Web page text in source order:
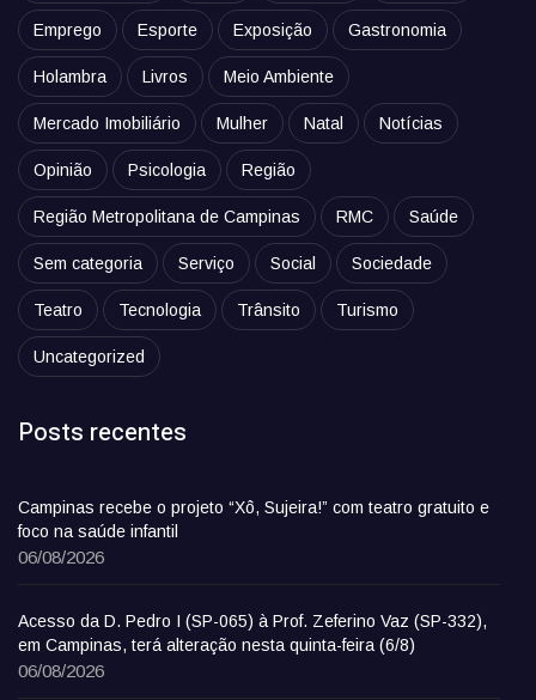
Emprego Esporte Exposição Gastronomia
Holambra Livros Meio Ambiente
Mercado Imobiliário Mulher Natal Notícias
Opinião Psicologia Região
Região Metropolitana de Campinas RMC Saúde
Sem categoria Serviço Social Sociedade
Teatro Tecnologia Trânsito Turismo
Uncategorized
Posts recentes
Campinas recebe o projeto “Xô, Sujeira!” com teatro gratuito e
foco na saúde infantil
06/08/2026
Acesso da D. Pedro I (SP-065) à Prof. Zeferino Vaz (SP-332),
em Campinas, terá alteração nesta quinta-feira (6/8)
06/08/2026